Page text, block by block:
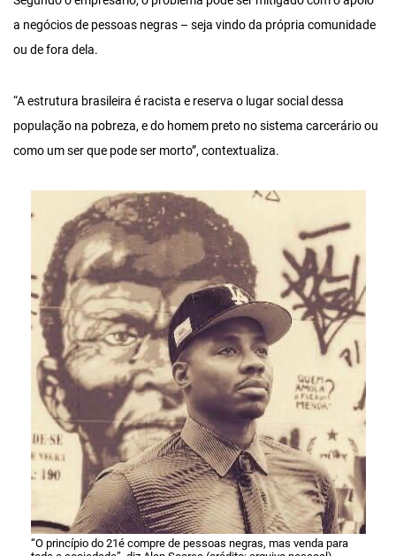
a negócios de pessoas negras – seja vindo da própria comunidade
ou de fora dela.
“A estrutura brasileira é racista e reserva o lugar social dessa
população na pobreza, e do homem preto no sistema carcerário ou
como um ser que pode ser morto”, contextualiza.
“O princípio do 21é compre de pessoas negras, mas venda para